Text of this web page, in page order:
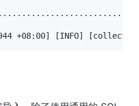
.. .. .. .. .. .. .. .. .. .. .. .. ..
+08:00] [INFO] [